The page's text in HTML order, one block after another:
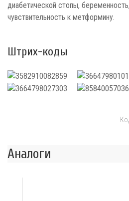
диабетической стопы,
чувствительность к метформину.
Штрих-коды
Аналоги